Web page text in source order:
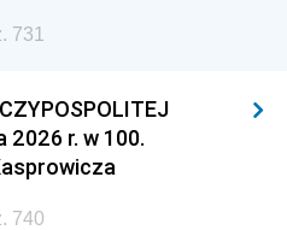
731
2026 r. w 100.
740